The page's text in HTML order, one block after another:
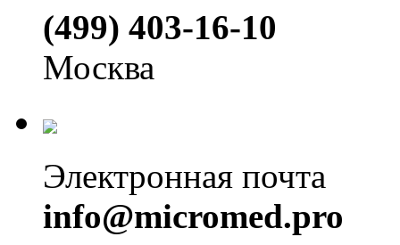
(499) 403-16-10
Москва
Электронная почта
info@micromed.pro